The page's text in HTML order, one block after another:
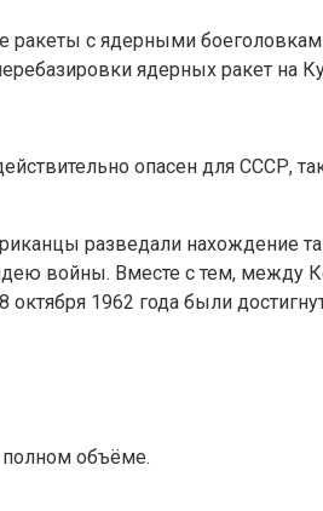
ракеты с ядерными
ядерных ракет на
опасен для СССР,
разведали нахождение
войны. Вместе с тем, между
1962 года были
полном объёме.